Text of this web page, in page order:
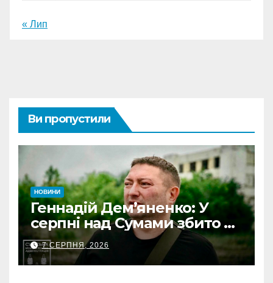
« Лип
Ви пропустили
НОВИНИ
Геннадій Дем’яненко: У
серпні над Сумами збито 6
КАБів
7 СЕРПНЯ, 2026